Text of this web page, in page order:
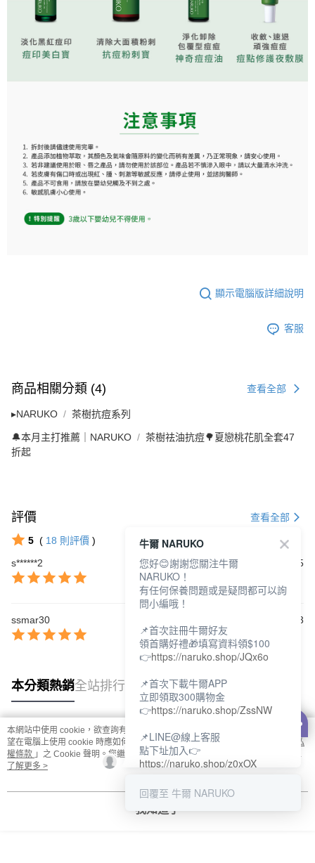
顯示電腦版詳細說明
客服
商品相關分類 (4) 查看全部
▸NARUKO 茶樹抗痘系列
🔔本月主打推薦｜NARUKO
茶樹祛油抗痘🌳夏戀桃花肌全套47
折起
評價 查看全部
5 ( 18 則評價 )
s******2
2026/02/25
ssmar30 2025/11/23
本分類熱銷全站排行
熱門標籤
本網站中使用 cookie，欲查詢有關本網站使用 cookie 方式之詳情，及若您不希
望在電腦上使用 cookie 時應如何變更電腦的 cookie 設定，請參閱本網站「
隱私
權條款 」之 Cookie 聲明。您繼續使用本網站即表示您同意本公司得按本網站使
用條款之 Cookie 聲明使用 cookie。
了解更多 >
我知道了
牛爾 NARUKO
您好😊謝謝您關注牛爾
NARUKO！
有任何保養問題或是疑問都可以詢
問小編哦！
📌首次註冊牛爾好友
領首購好禮🎁填寫資料領$100
👉https://naruko.shop/JQx6o
📌首次下載牛爾APP
立即領取300購物金
👉https://naruko.shop/ZssNW
📌LINE@線上客服
點下址加入👉
https://naruko.shop/z0xOX
📌電話客服：02-26581707
18:00
回覆至 牛爾 NARUKO